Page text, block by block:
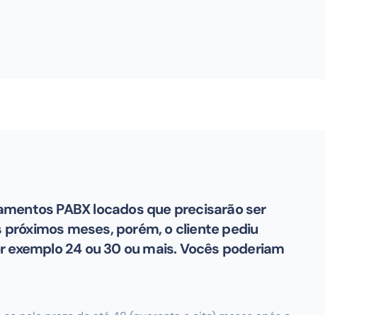
PABX locados que precisarão ser
meses, porém, o cliente pediu
24 ou 30 ou mais. Vocês poderiam